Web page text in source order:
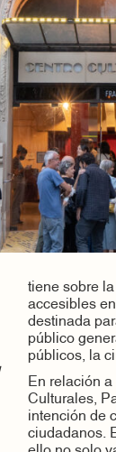
tiene sobre
accesibles
destinada
público
públicos, la
En relación
Culturales,
intención de
ciudadanos.